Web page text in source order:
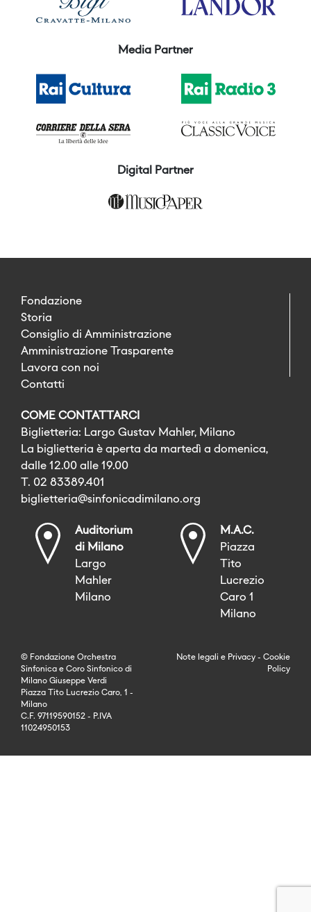
Media Partner
Digital Partner
Fondazione
Storia
Consiglio di Amministrazione
Amministrazione Trasparente
Lavora con noi
Contatti
COME CONTATTARCI
Biglietteria: Largo Gustav Mahler, Milano
La biglietteria è aperta da martedì a domenica,
dalle 12.00 alle 19.00
T. 02 83389.401
biglietteria@sinfonicadimilano.org
Auditorium
di Milano
Largo
Mahler
Milano
M.A.C.
Piazza
Tito
Lucrezio
Caro 1
Milano
© Fondazione Orchestra
Sinfonica e Coro Sinfonico di
Milano Giuseppe Verdi
Piazza Tito Lucrezio Caro, 1 -
Milano
C.F. 97119590152 - P.IVA
11024950153
Note legali e Privacy - Cookie
Policy